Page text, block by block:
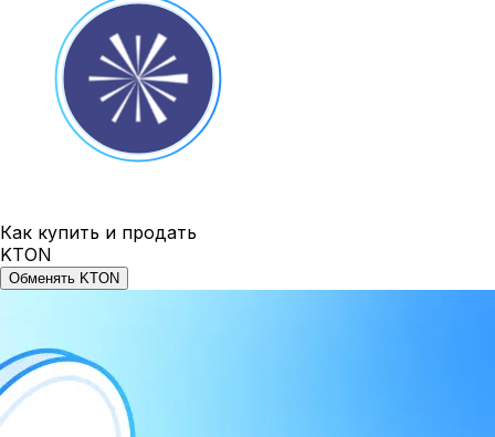
Как купить и продать
KTON
Обменять KTON